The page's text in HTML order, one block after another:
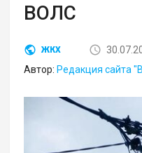
ВОЛС
ЖКХ
Автор: Редакция сайта